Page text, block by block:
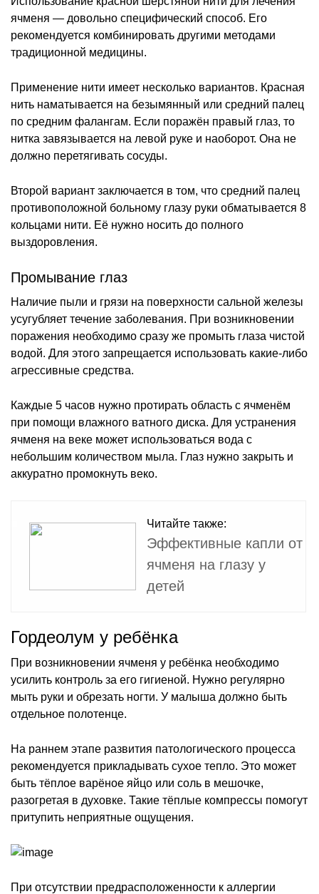
ячменя — довольно специфический способ. Его
рекомендуется комбинировать другими методами
традиционной медицины.
Применение нити имеет несколько вариантов. Красная
нить наматывается на безымянный или средний палец
по средним фалангам. Если поражён правый глаз, то
нитка завязывается на левой руке и наоборот. Она не
должно перетягивать сосуды.
Второй вариант заключается в том, что средний палец
противоположной больному глазу руки обматывается 8
кольцами нити. Её нужно носить до полного
выздоровления.
Промывание глаз
Наличие пыли и грязи на поверхности сальной железы
усугубляет течение заболевания. При возникновении
поражения необходимо сразу же промыть глаза чистой
водой. Для этого запрещается использовать какие-либо
агрессивные средства.
Каждые 5 часов нужно протирать область с ячменём
при помощи влажного ватного диска. Для устранения
ячменя на веке может использоваться вода с
небольшим количеством мыла. Глаз нужно закрыть и
аккуратно промокнуть веко.
Читайте также:
Эффективные капли от
ячменя на глазу у
детей
Гордеолум у ребёнка
При возникновении ячменя у ребёнка необходимо
усилить контроль за его гигиеной. Нужно регулярно
мыть руки и обрезать ногти. У малыша должно быть
отдельное полотенце.
На раннем этапе развития патологического процесса
рекомендуется прикладывать сухое тепло. Это может
быть тёплое варёное яйцо или соль в мешочке,
разогретая в духовке. Такие тёплые компрессы помогут
притупить неприятные ощущения.
При отсутствии предрасположенности к аллергии